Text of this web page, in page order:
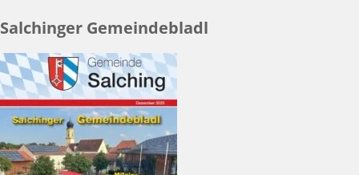
Salchinger Gemeindebladl